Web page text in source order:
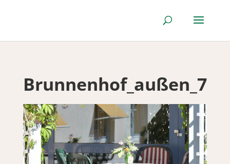
Brunnenhof_außen_7